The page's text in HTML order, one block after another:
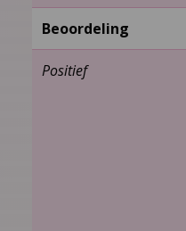
Beoordeling
Positief